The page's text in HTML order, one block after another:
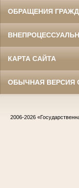
ОБРАЩЕНИЯ
КАРТА САЙТА
ОБЫЧНАЯ ВЕРСИЯ
2006-2026